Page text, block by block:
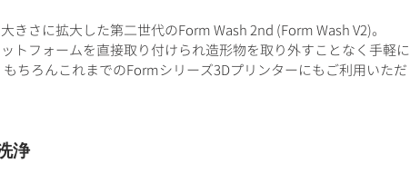
きさに拡大した第二世代のForm Wash 2nd (Form Wash V2)。
トフォームを直接取り付けられ造形物を取り外すことなく手軽に
ちろんこれまでのFormシリーズ3Dプリンターにもご利用いただ
浄